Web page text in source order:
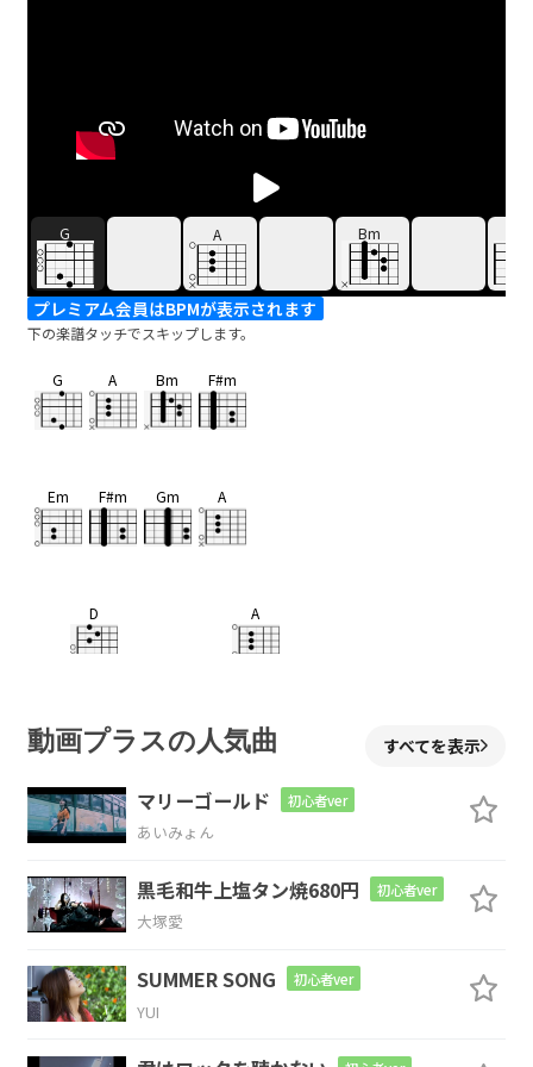
G A Bm
プレミアム会員はBPMが表示されます
下の楽譜タッチでスキップします。
G A Bm F#m
Em F#m Gm A
D A
気づいたん
C
だ 愛に
もし
B7
カタチがあって
Em
それがすで
動画プラスの人気曲 すべてを表示
マリーゴールド 初心者ver
あいみょん
黒毛和牛上塩タン焼680円 初心者ver
大塚愛
SUMMER SONG 初心者ver
YUI